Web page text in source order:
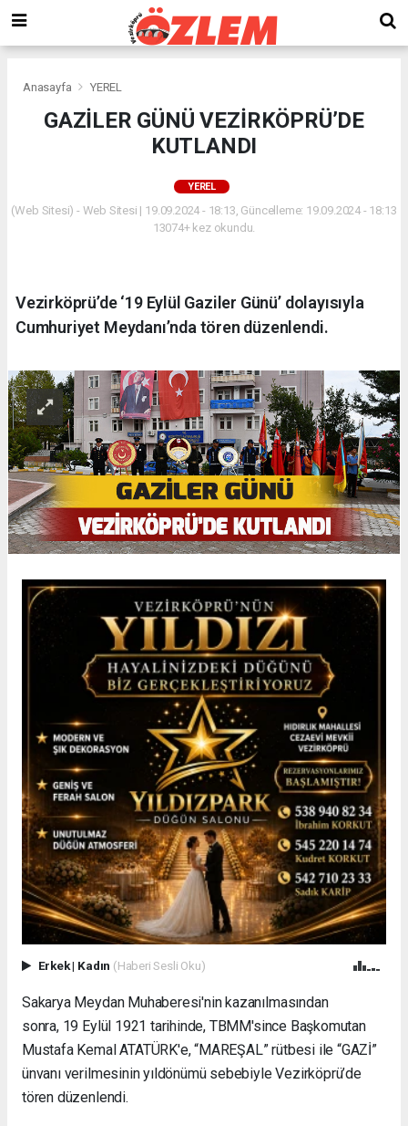
Anasayfa YEREL
GAZİLER GÜNÜ VEZİRKÖPRÜ’DE
KUTLANDI
YEREL
(Web Sitesi) - Web Sitesi | 19.09.2024 - 18:13, Güncelleme: 19.09.2024 - 18:13
13074+ kez okundu.
Vezirköprü’de ‘19 Eylül Gaziler Günü’ dolayısıyla
Cumhuriyet Meydanı’nda tören düzenlendi.
Erkek| Kadın (Haberi Sesli Oku)
Sakarya Meydan Muhaberesi'nin kazanılmasından
sonra, 19 Eylül 1921 tarihinde, TBMM'since Başkomutan
Mustafa Kemal ATATÜRK'e, “MAREŞAL” rütbesi ile “GAZİ”
ünvanı verilmesinin yıldönümü sebebiyle Vezirköprü’de
tören düzenlendi.